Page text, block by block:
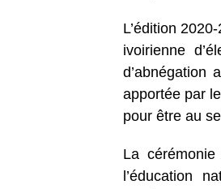
L’édition
ivoirienne
d’abnégation
apportée par
pour être au
La
l’éducation